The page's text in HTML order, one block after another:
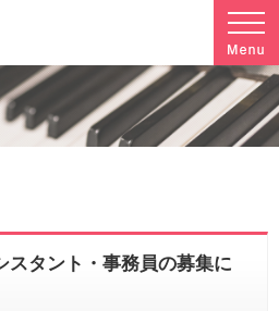
アノ引越し・運搬・配送なら料金も魅力の当社へ
スタント・事務員の募集に